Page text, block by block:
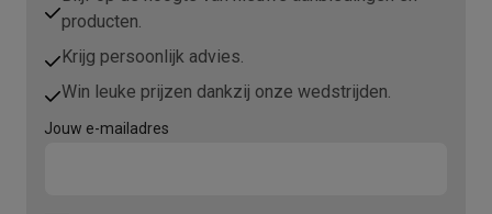
producten.
Krijg persoonlijk advies.
Win leuke prijzen dankzij onze wedstrijden.
Jouw e-mailadres